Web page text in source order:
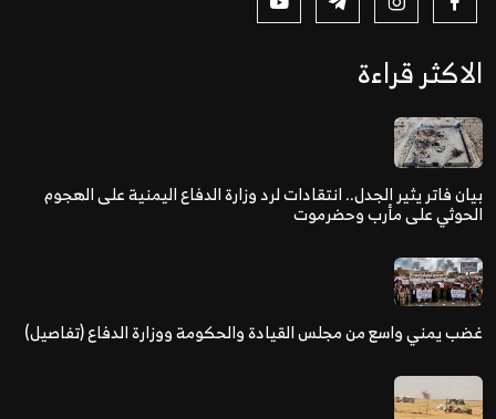
الاكثر قراءة
بيان فاتر يثير الجدل.. انتقادات لرد وزارة الدفاع اليمنية على الهجوم
الحوثي على مأرب وحضرموت
غضب يمني واسع من مجلس القيادة والحكومة ووزارة الدفاع (تفاصيل)